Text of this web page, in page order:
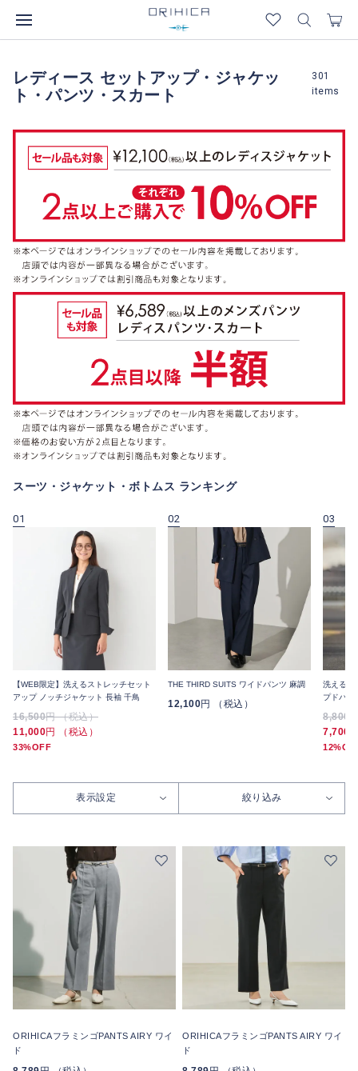
レディース セットアップ・ジャケッ
ト・パンツ・スカート
301
items
スーツ・ジャケット・ボトムス ランキング
01
【WEB限定】洗えるストレッチセット
アップ ノッチジャケット 長袖 千鳥
16,500円 （税込）
11,000円 （税込）
33%OFF
02
THE THIRD SUITS ワイドパンツ 麻調
12,100円 （税込）
03
洗えるス
プドパン
8,800
7,700
表示設定 絞り込み
ORIHICAフラミンゴPANTS AIRY ワイ
ド
ORIHICAフラミンゴPANTS AIRY ワイ
ド